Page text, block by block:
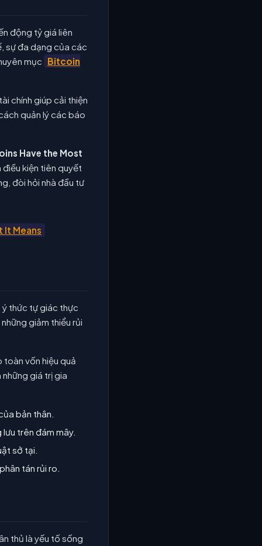
động tỷ giá liên
sự đa dạng của các
mục Bitcoin
chính giúp cải thiện
quản lý các báo
Have the Most
điều kiện tiên quyết
đòi hỏi nhà đầu tư
It Means
ý thức tự giác thực
giảm thiểu rủi
toàn vốn hiệu quả
những giá trị gia
bản thân.
trên đám mây.
sở tại.
tán rủi ro.
thủ là yếu tố sống